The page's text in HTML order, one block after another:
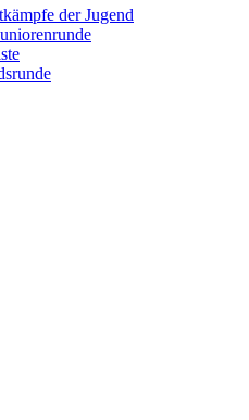
der Jugend